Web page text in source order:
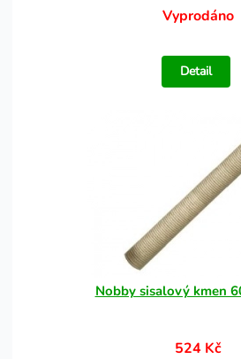
Vyprodáno
Detail
Nobby sisalový kmen
524 Kč